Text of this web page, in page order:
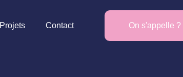
Projets Contact On s'appelle ?